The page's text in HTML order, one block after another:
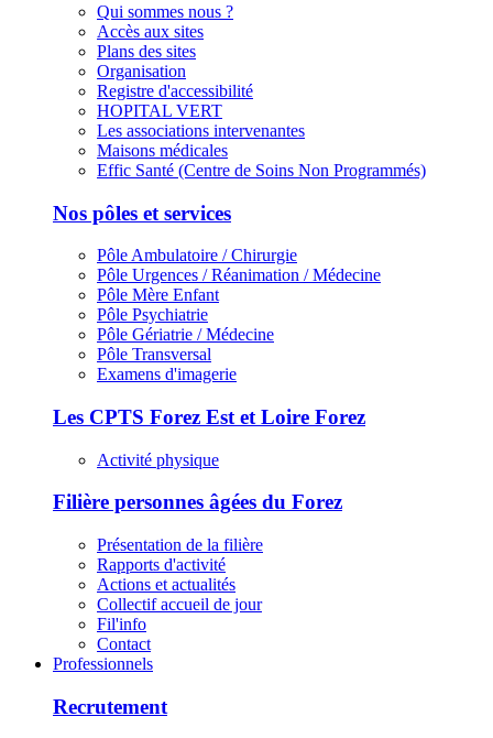
Qui sommes nous ?
Accès aux sites
Plans des sites
Organisation
Registre d'accessibilité
HOPITAL VERT
Les associations intervenantes
Maisons médicales
Effic Santé (Centre de Soins Non Programmés)
Nos pôles et services
Pôle Ambulatoire / Chirurgie
Pôle Urgences / Réanimation / Médecine
Pôle Mère Enfant
Pôle Psychiatrie
Pôle Gériatrie / Médecine
Pôle Transversal
Examens d'imagerie
Les CPTS Forez Est et Loire Forez
Activité physique
Filière personnes âgées du Forez
Présentation de la filière
Rapports d'activité
Actions et actualités
Collectif accueil de jour
Fil'info
Contact
Professionnels
Recrutement